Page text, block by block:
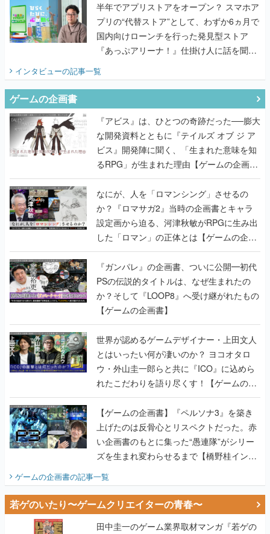
半年でアプリストアをオープン？ スマホア
プリの“代替ストア”として、わずか6ヵ月で
国内向けローンチを行った発見型ストア
『あっぷアリーナ！』仕掛け人に話を聞い
てみた
インタビューの記事一覧
ゲームの企画書
『アビス』は、ひとつの奇跡だった──膨大
な開発資料とともに『テイルズ オブ ジ ア
ビス』開発陣に聞く、「生まれた意味を知
るRPG」が生まれた理由【ゲームの企画
書】
なにが、人を「ロマンシング」させるの
か？『ロマサガ2』当時の企画書とキャラ
設定画から迫る、河津秋敏がRPGに生み出
した「ロマン」の正体とは【ゲームの企画
書】
『ガンパレ』の企画書、ついに公開━初代
PSの伝説的タイトルは、なぜ生まれたの
か？そして『LOOP8』へ受け継がれたもの
【ゲームの企画書】
世界が認めるゲームデザイナー・上田文人
とはいったい何が凄いのか？ ヨコオタロ
ウ・外山圭一郎らと共に『ICO』に込めら
れたこだわりを語り尽くす！【ゲームの企
画書】
【ゲームの企画書】『ペルソナ3』を築き
上げたのは反骨心とリスペクトだった。赤
い企画書のもとに集った“愚連隊”がシリー
ズを生まれ変わらせるまで【橋野桂インタ
ビュー】
ゲームの企画書の記事一覧
若ゲのいたり〜ゲームクリエイターの青春〜
田中圭一のゲーム業界取材マンガ『若ゲの